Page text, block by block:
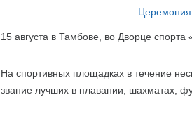
Церемония
15 августа в Тамбове, во Дворце
На спортивных площадках в течение
звание лучших в плавании, шахматах,